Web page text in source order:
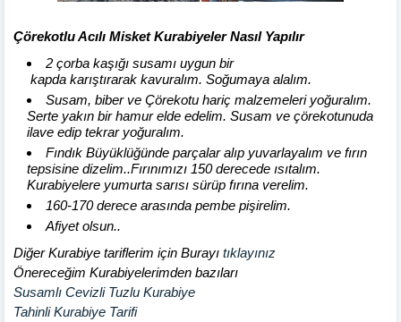
Çörekotlu Acılı Misket Kurabiyeler Nasıl Yapılır
2 çorba kaşığı susamı uygun bir
kapda karıştırarak kavuralım. Soğumaya alalım.
Susam, biber ve Çörekotu hariç malzemeleri yoğuralım.
Serte yakın bir hamur elde edelim. Susam ve çörekotunuda
ilave edip tekrar yoğuralım.
Fındık Büyüklüğünde parçalar alıp yuvarlayalım ve fırın
tepsisine dizelim..Fırınımızı 150 derecede ısıtalım.
Kurabiyelere yumurta sarısı sürüp fırına verelim.
160-170 derece arasında pembe pişirelim.
Afiyet olsun..
Diğer Kurabiye tariflerim için Burayı tıklayınız
Önereceğim Kurabiyelerimden bazıları
Susamlı Cevizli Tuzlu Kurabiye
Tahinli Kurabiye Tarifi